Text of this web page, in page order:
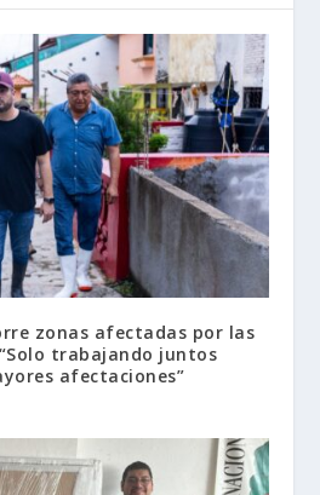
zonas afectadas por las
trabajando juntos
afectaciones”